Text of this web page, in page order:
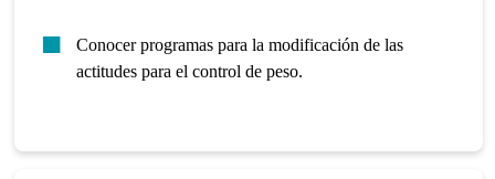
Conocer programas para la modificación de las
actitudes para el control de peso.